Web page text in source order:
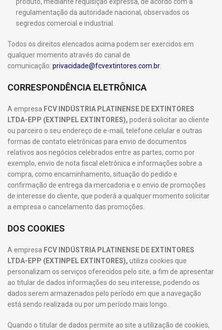
regulamentação da autoridade nacional, observados os
segredos comercial e industrial.
Todos os direitos elencados acima podem ser exercidos em
qualquer momento através do canal de
comunicação: privacidade@fcvextintores.com.br.
CORRESPONDÊNCIA ELETRÔNICA
A empresa FCV INDÚSTRIA PLATINENSE DE EXTINTORES
LTDA-EPP (EXTINPEL EXTINTORES), poderá solicitar ao cliente
ou parceiro o seu endereço de e-mail, telefone celular e outras
formas de contato eletrônicas para envio de documentos
relativos aos negócios celebrados entre as partes, como por
exemplo, envio de nota fiscal eletrônica e informações sobre a
compra, como encaminhamento, situação do pedido e
confirmação de entrega da mercadoria e o envio de promoções
de interesse do cliente, que poderá a qualquer momento solicitar
a empresa o cancelamento das promoções.
DOS COOKIES
A empresa FCV INDÚSTRIA PLATINENSE DE EXTINTORES
LTDA-EPP (EXTINPEL EXTINTORES), utiliza cookies que
personalizam os serviços oferecidos pelo site, a fim de apresentar
ao titular de dados informações do seu interesse, podendo os
dados serem armazenados pelo período em que a navegação
está sendo realizada ou por um período mais longo.
Quando o titular de dados permite ao site a utilização de cookies,